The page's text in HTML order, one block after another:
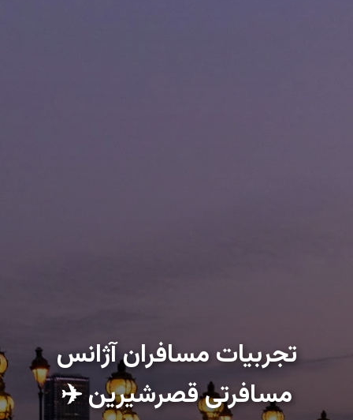
تجربیات مسافران آژانس
مسافرتی قصرشیرین ✈️